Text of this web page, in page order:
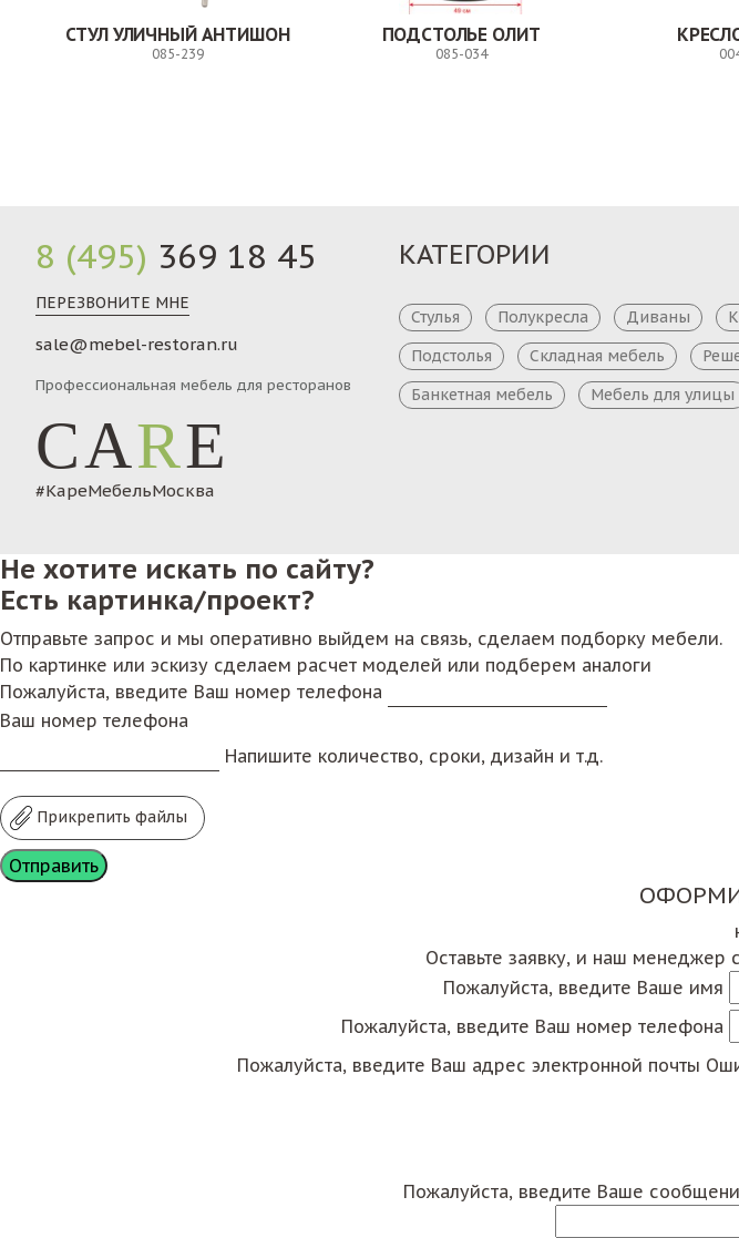
СТУЛ УЛИЧНЫЙ АНТИШОН
085-239
ПОДСТОЛЬЕ ОЛИТ
085-034
8 (495) 369 18 45
ПЕРЕЗВОНИТЕ МНЕ
sale@mebel-restoran.ru
Профессиональная мебель для ресторанов
CARE
#КареМебельМосква
КАТЕГОРИИ
Стулья Полукресла Диваны
Подстолья
Складная мебель
Банкетная мебель
Мебель для улицы
Не хотите искать по сайту?
Есть картинка/проект?
Отправьте запрос и мы оперативно выйдем на связь, сделаем подборку мебели.
По картинке или эскизу сделаем расчет моделей или подберем аналоги
Пожалуйста, введите Ваш номер телефона
Ваш номер телефона
Напишите количество, сроки, дизайн и т.д.
Прикрепить файлы
Оставьте заявку, и наш
Пожалуйста, введите Ваше имя
Пожалуйста, введите Ваш номер телефона
Пожалуйста, введите Ваш адрес электронной почты
Пожалуйста, введите Ваше